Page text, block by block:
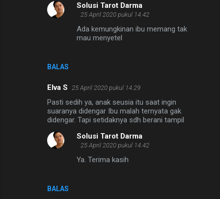
BALAS
Solusi Tarot Darma
25 April 2020 pukul 14.42
Ada kemungkinan ibu memang tak
mau menyetel
Elva S 25 April 2020 pukul 14.29
Pasti sedih ya, anak seusia itu saat ingin
suaranya didengar Ibu malah ternyata gak
didengar. Tapi setidaknya sdh berani tampil
BALAS
Solusi Tarot Darma
25 April 2020 pukul 14.42
Ya. Terima kasih